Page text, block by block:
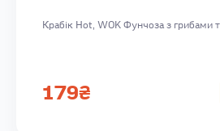
Крабік Hot, WOK Фунчоза з грибами
179₴